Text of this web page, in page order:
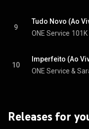
9
Tudo Novo (Ao
ONE Service
10
Imperfeito (Ao
ONE Service &
Releases for